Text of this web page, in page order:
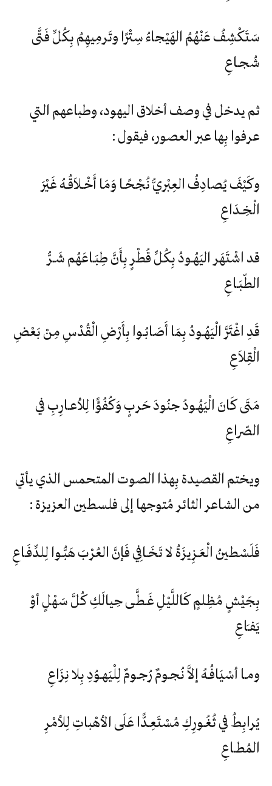
سَتَكْشِفُ عَنْهُمُ الهَيْجاءُ سِتْرًا وتَرمِيهِمُ بِكُلِّ فَتَّى
شُجـاعِ
ثم يدخل في وصف أخلاق اليهود، وطباعهم التي
عرفوا بِها عبر العصور، فيقول :
وكَيْفَ يُصادِفُ العِبْريُّ نُجْحًـا وَمَا أَخْـلاَقُـهُ غَيْرَ
الْخِـدَاعِ
قد اشْتَهَر اليَهُـودُ بِكُلِّ قُطْرٍ بِأَنَّ طِبَـاعَهُم شَـرُّ
الطّبَـاعِ
قَدِ اغْتَرَّ الْيَهُـودُ بِمَا أَصَابُـوا بِأَرْضِ الْقُدْسِ مِنْ بَعْضِ
الْقِلاَعِ
مَتَى كَانَ الْيَهُـودُ جنُودَ حَربٍ وَكُفُؤًا لِلأعـارِبِ في
الصّراعِ
ويختم القصيدة بِهذا الصوت المتحمس الذي يأتي
من الشاعر الثائر مُتوجها إلى فلسطين العزيزة :
فَلَسْطينُ الْعَـزِيزَةُ لا تَخَـافِي فَإنَّ العُرْبَ هَبُّـوا لِلدِّفَـاعِ
بِجَيْشٍ مُظِلمٍ كَاللَّيْلِ غَـطَّى حِيالَكِ كُلَّ سَهْلٍ أوْ
يَفـَاعِ
ومـا أسْيَافُـهُ إلاَّ نُجـومٌ رُجـومٌ لِلْيَهـوُدِ بِلا نِزَاعِ
يُرابِطُ في ثُغُـورِكِ مُسْتَعِـدًّا عَلَى الأهْباتِ لِلأمْرِ
المُطـاعِ